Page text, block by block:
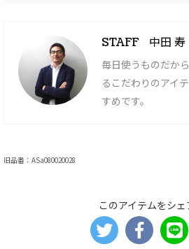
STAFF 中田 寿
毎日使うものだか
るこだわりのアイ
すめです。
旧品番：ASa080020028
このアイテムをシェ